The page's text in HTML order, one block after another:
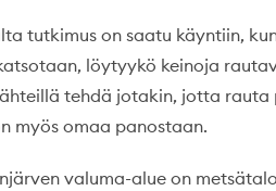
tutkimus on saatu käyntiin,
löytyykö keinoja
tehdä jotakin, jotta rauta
myös omaa panostaan.
valuma-alue on